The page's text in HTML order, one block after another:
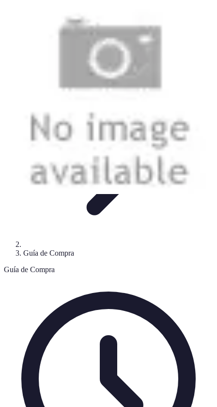
Consejos y Mantenimiento
Guía de CompraGuías de Compra
Guía de Compra
Guía de Compra